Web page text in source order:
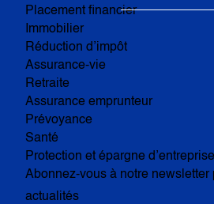
Placement financier
Immobilier
Réduction d’impôt
Assurance-vie
Retraite
Assurance emprunteur
Prévoyance
Santé
Protection et épargne d’entreprise
Abonnez-vous à notre newsletter
actualités